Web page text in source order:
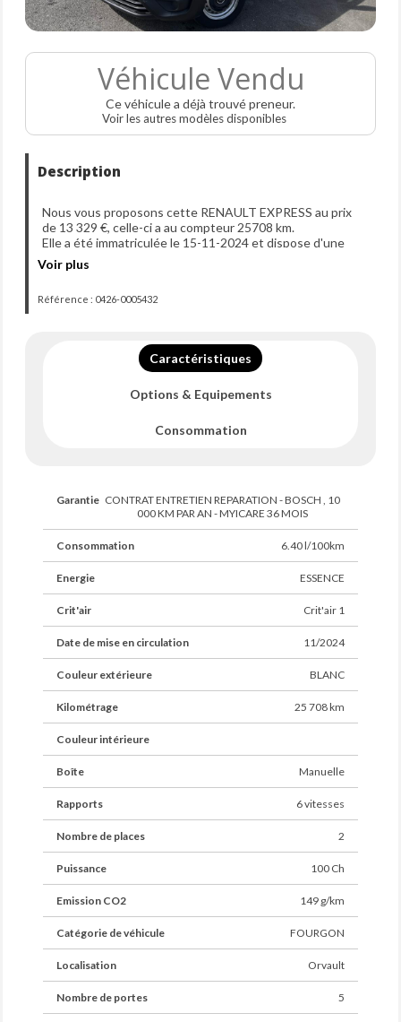
Véhicule Vendu
Ce véhicule a déjà trouvé preneur.
Voir les autres modèles disponibles
Description
Nous vous proposons cette RENAULT EXPRESS au prix
de 13 329 €, celle-ci a au compteur 25708 km.
Elle a été immatriculée le 15-11-2024 et dispose d'une
puissance de 100ch din.
Voir plus
Référence : 0426-0005432
Caractéristiques
Options & Equipements
Consommation
Garantie CONTRAT ENTRETIEN REPARATION - BOSCH , 10
000 KM PAR AN - MYICARE 36 MOIS
Consommation 6.40 l/100km
Energie ESSENCE
Crit'air Crit'air 1
Date de mise en circulation 11/2024
Couleur extérieure BLANC
Kilométrage 25 708 km
Couleur intérieure
Boîte Manuelle
Rapports 6 vitesses
Nombre de places 2
Puissance 100 Ch
Emission CO2 149 g/km
Catégorie de véhicule FOURGON
Localisation Orvault
Nombre de portes 5